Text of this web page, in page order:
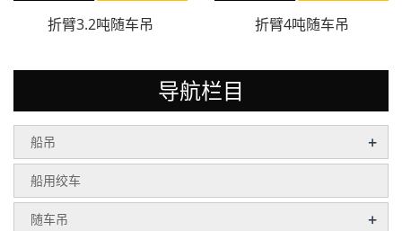
折臂3.2吨随车吊 折臂4吨随车吊
导航栏目
船吊 +
船用绞车
随车吊 +